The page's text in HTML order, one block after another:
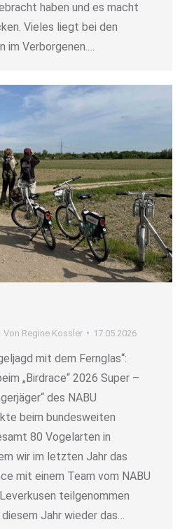
haben und es macht
Vieles liegt bei den
im Verborgenen.…
Von Regine Kossler 17.05.2026
mit dem Fernglas“:
„Birdrace“ 2026 Super –
des NABU
beim bundesweiten
80 Vogelarten in
wir im letzten Jahr das
mit einem Team vom NABU
teilgenommen
Jahr wieder das…